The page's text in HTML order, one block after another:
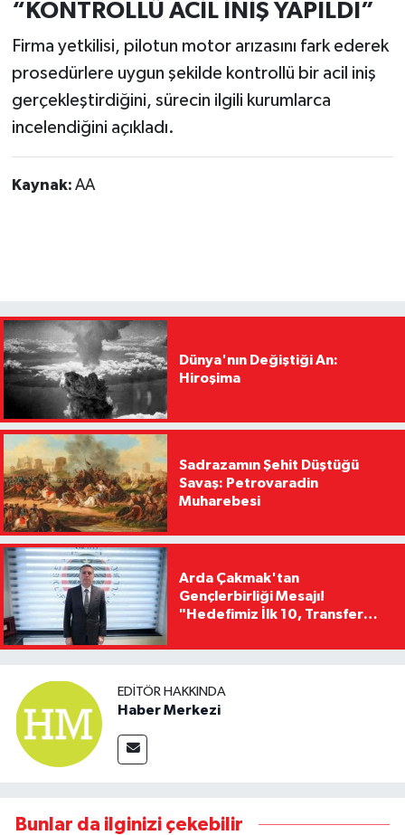
“KONTROLLÜ ACİL İNİŞ YAPILDI”
Firma yetkilisi, pilotun motor arızasını fark ederek
prosedürlere uygun şekilde kontrollü bir acil iniş
gerçekleştirdiğini, sürecin ilgili kurumlarca
incelendiğini açıkladı.
Kaynak: AA
Dünya'nın Değiştiği An:
Hiroşima
Sadrazamın Şehit Düştüğü
Savaş: Petrovaradin
Muharebesi
Arda Çakmak'tan
Gençlerbirliği Mesajı!
"Hedefimiz İlk 10, Transfer
Kaldıracağız"
EDITÖR HAKKINDA
Haber Merkezi
Bunlar da ilginizi çekebilir